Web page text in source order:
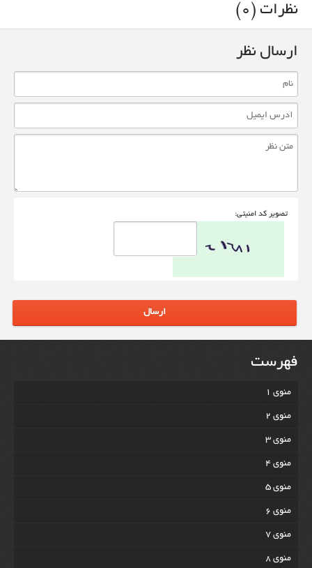
نظرات (0)
ارسال نظر
تصوير کد امنيتی:
ارسال
فهرست
منوی 1
منوی 2
منوی 3
منوی 4
منوی 5
منوی 6
منوی 7
منوی 8